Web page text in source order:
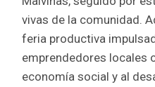
vivas de la comunidad.
feria productiva
emprendedores locales
economía social y al